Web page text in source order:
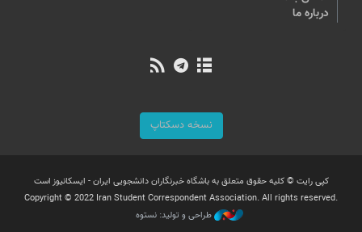
درباره ما
نسخه دسکتاپ
کپی رایت © کلیه حقوق متعلق به باشگاه خبرنگاران دانشجویی ایران - ایسکانیوز است
Copyright © 2022 Iran Student Correspondent Association. All rights reserved.
طراحی و تولید: نستوه